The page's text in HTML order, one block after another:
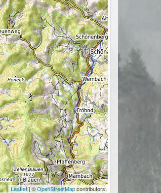
Leaflet| ©OpenStreetMapcontributors